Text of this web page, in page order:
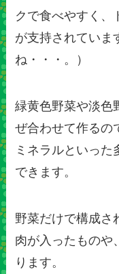
クで食べやすく、
が支持されていま
ね・・・。）
緑黄色野菜や淡色
ぜ合わせて作るの
ミネラルといっ
できます。
野菜だけで構成さ
肉が入ったものや
ります。